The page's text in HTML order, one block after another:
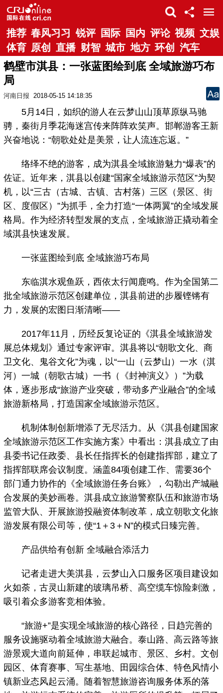
推荐 春风习习 锐评 国际 国内 评论 视频 文娱
体育 原创 直播 财智 城市 地方 环创 汽车
鹤壁市淇县：一张蓝图绘到底 全域旅游巧布
局
河南日报 2018-05-15 14:18:35
5月14日，如织的游人在云梦山山顶草原纵马驰
骋，秦街月季花海迷宫传来阵阵欢笑声。邯郸游客王新
兴奋地说：“朝歌处处是美景，让人流连忘返。”
络绎不绝的游客，成为淇县全域旅游魅力“爆表”的
佐证。近年来，淇县以创建“国家全域旅游示范区”为契
机，以“三古（古城、古镇、古村落）三区（景区、街
区、度假区）”为抓手，全力打造“一体两翼”的全域发展
格局。作为经济转型发展的支点，全域旅游正撬动着全
域淇县快速发展。
一张蓝图绘到底 全域旅游巧布局
东临淇水观鱼跃，西依太行闻鹿鸣。作为全国第二
批全域旅游示范区创建单位，淇县前进的步履铿锵有
力，发展的宏图日渐清晰——
2017年11月，历经反复论证的《淇县全域旅游发
展总体规划》通过专家评审。淇县将以“朝歌文化、商
卫文化、鬼谷文化”为魂，以“一山（云梦山）一水（淇
河）一城（朝歌古城）一书（《封神演义》）”为载
体，逐步形成“旅游产业突破，带动多产业融合”的全域
旅游新格局，打造国家全域旅游示范区。
机制体制创新增添了无尽活力。从《淇县创建国家
全域旅游示范区工作实施方案》中看出：淇县成立了由
县委书记任政委、县长任指挥长的创建指挥部，建立了
指挥部联席会议制度。涵盖84项创建工作、需要36个
部门通力协作的《全域旅游任务台账》，勾勒出产城融
合发展的美妙画卷。淇县成立旅游警察队伍和旅游市场
监管大队、开展旅游投融资体制改革，成立朝歌文化旅
游发展有限公司等，使“1＋3＋N”的模式日臻完善。
产品供给有创新 全域融合添活力
记者走进大美淇县，云梦山入口服务区项目建设如
火如荼，古灵山新建的玻璃吊桥、高空缆车惊险刺激，
吸引着众多游客竞相体验。
“旅游+”是实现全域旅游的核心路径，日趋完善的
服务设施驱动着全域旅游大融合。泰山路、高云路等旅
游景观大道向前延伸，串联起城市、景区、乡村。文创
园区、体育赛事、写生基地、田园综合体、特色风情小
镇新业态风起云涌。随着智慧旅游咨询服务体系的落